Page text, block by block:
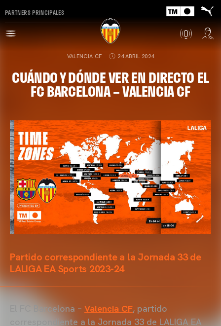
PARTNERS PRINCIPALES
VALENCIA CF 24 ABRIL 2024
CUÁNDO Y DÓNDE VER EN DIRECTO EL
FC BARCELONA – VALENCIA CF
Partido correspondiente a la Jornada 33 de
LALIGA EA Sports 2023-24
El FC Barcelona – Valencia CF, partido
correspondiente a la Jornada 33 de LALIGA EA